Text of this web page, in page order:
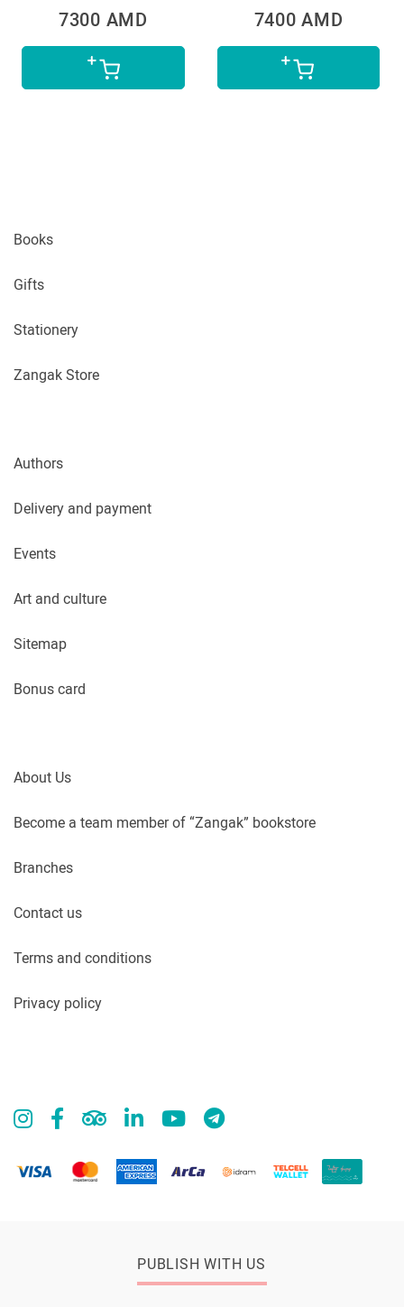
7300 AMD 7400 AMD
Books
Gifts
Stationery
Zangak Store
Authors
Delivery and payment
Events
Art and culture
Sitemap
Bonus card
About Us
Become a team member of “Zangak” bookstore
Branches
Contact us
Terms and conditions
Privacy policy
PUBLISH WITH US